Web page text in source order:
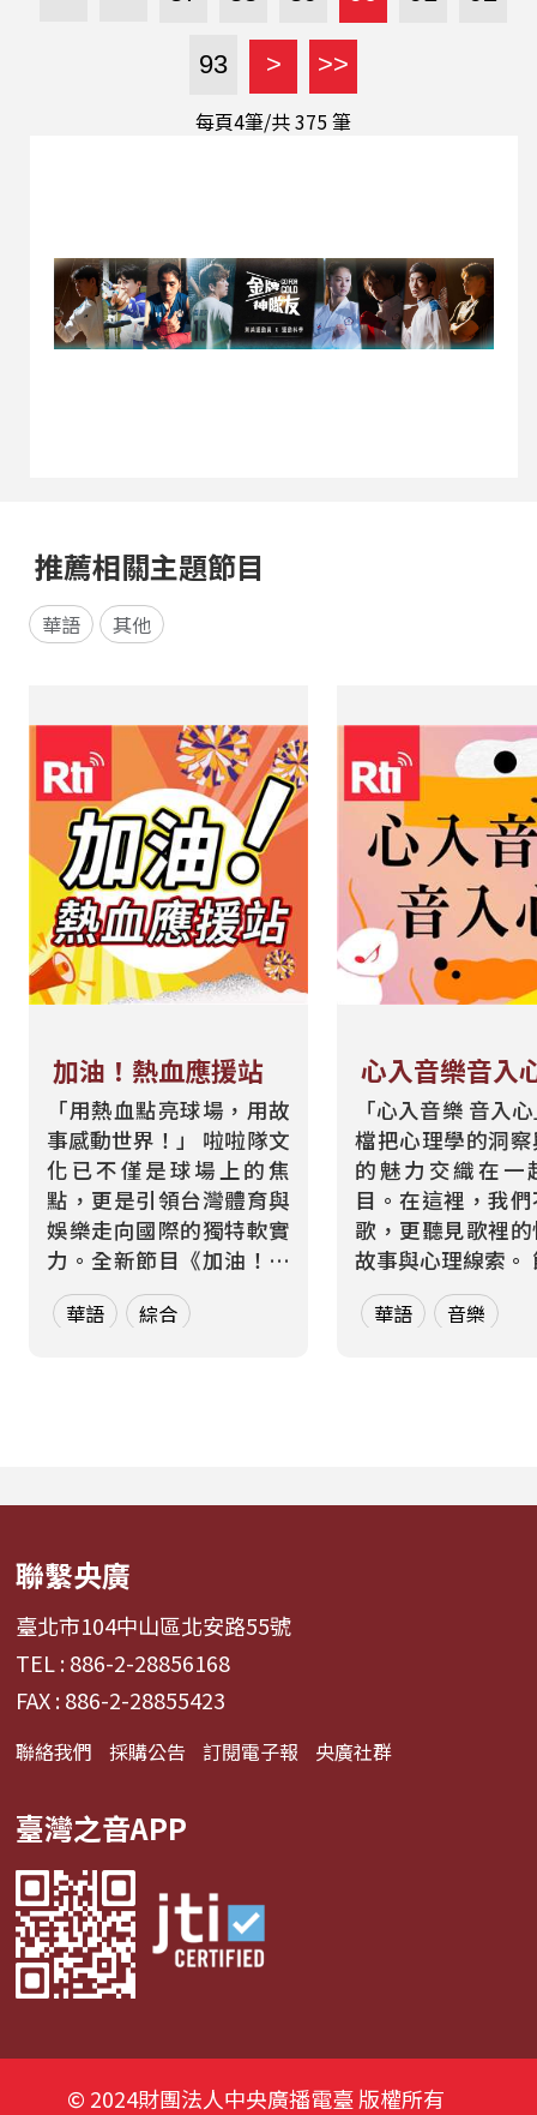
93 > >>
每頁4筆/共375筆
推薦相關主題節目
華語 其他
加油！熱血應援站
「用熱血點亮球場，用故
事感動世界！」 啦啦隊文
化已不僅是球場上的焦
點，更是引領台灣體育與
娛樂走向國際的獨特軟實
力。全新節目《加油！熱
血應援站》，由香港藝人
張啟樂與影視運動產業專
啦啦隊...
華語 綜合
心入音樂音入
「心入音樂 音入
檔把心理學的洞
的魅力交織在一
目。在這裡，我
歌，更聽見歌裡
故事與心理線索。 節目從
心理學的角度出
聽眾探索音樂如
舞、想流淚...
華語 音樂
聯繫央廣
臺北市104中山區北安路55號
TEL : 886-2-28856168
FAX : 886-2-28855423
聯絡我們 採購公告 訂閱電子報 央廣社群
臺灣之音APP
© 2024財團法人中央廣播電臺 版權所有